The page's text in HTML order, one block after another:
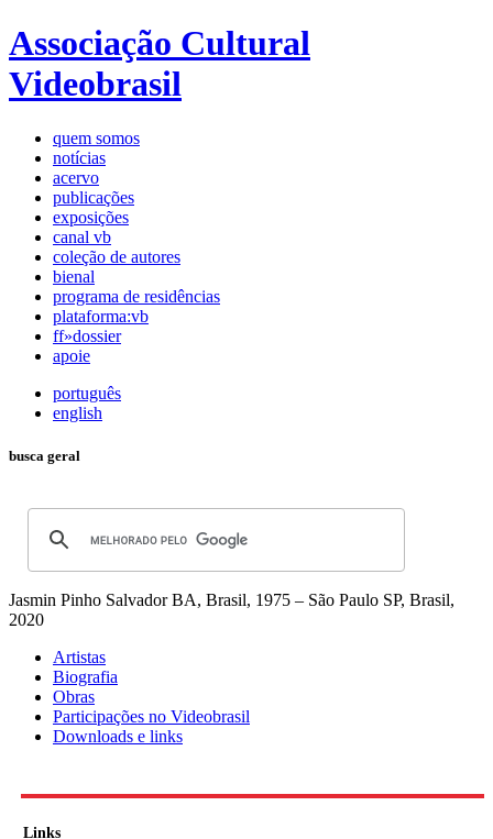
Associação Cultural
Videobrasil
quem somos
notícias
acervo
publicações
exposições
canal vb
coleção de autores
bienal
programa de residências
plataforma:vb
ff»dossier
apoie
português
english
busca geral
Jasmin Pinho Salvador BA, Brasil, 1975 – São Paulo SP, Brasil,
2020
Artistas
Biografia
Obras
Participações no Videobrasil
Downloads e links
Links